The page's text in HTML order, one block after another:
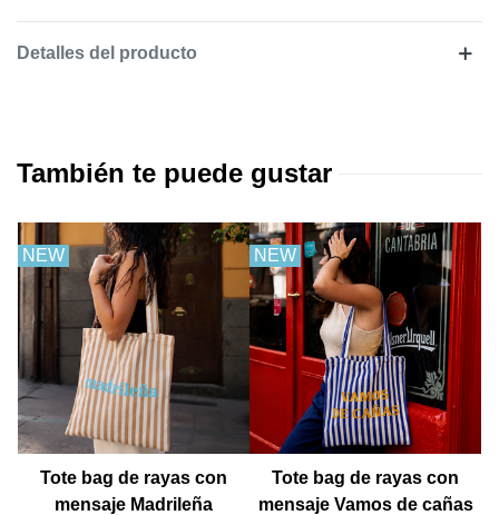
Detalles del producto
También te puede gustar
NEW
Tote bag de rayas con
mensaje Madrileña
NEW
Tote bag de rayas con
mensaje Vamos de cañas